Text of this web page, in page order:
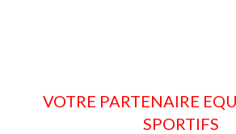
VOTRE PARTENAIRE
SPORTIFS